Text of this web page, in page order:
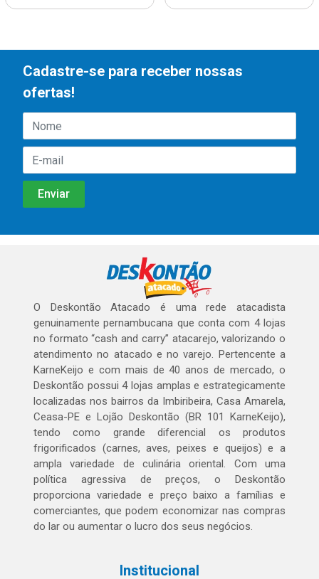
Cadastre-se para receber nossas
ofertas!
O Deskontão Atacado é uma rede atacadista
genuinamente pernambucana que conta com 4 lojas
no formato “cash and carry” atacarejo, valorizando o
atendimento no atacado e no varejo. Pertencente a
KarneKeijo e com mais de 40 anos de mercado, o
Deskontão possui 4 lojas amplas e estrategicamente
localizadas nos bairros da Imbiribeira, Casa Amarela,
Ceasa-PE e Lojão Deskontão (BR 101 KarneKeijo),
tendo como grande diferencial os produtos
frigorificados (carnes, aves, peixes e queijos) e a
ampla variedade de culinária oriental. Com uma
política agressiva de preços, o Deskontão
proporciona variedade e preço baixo a famílias e
comerciantes, que podem economizar nas compras
do lar ou aumentar o lucro dos seus negócios.
Institucional